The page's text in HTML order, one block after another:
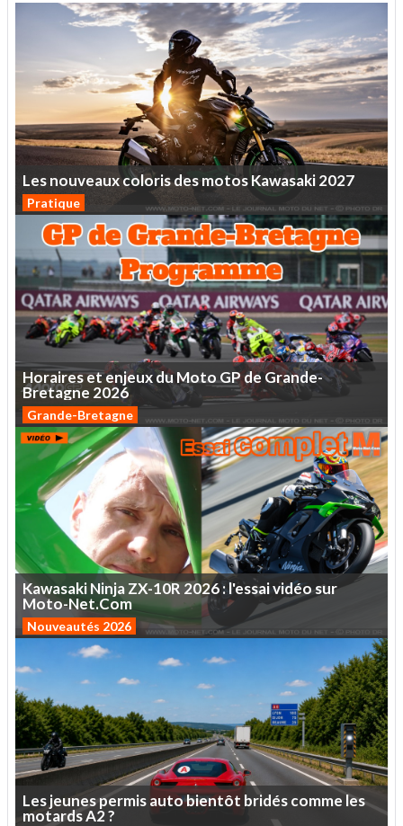
LesnouveauxcolorisdesmotosKawasaki2027
Pratique
HorairesetenjeuxduMotoGPdeGrande-
Bretagne 2026
Grande-Bretagne
KawasakiNinjaZX-10R2026:l'essaividéosur
Moto-Net.Com
Nouveautés 2026
Lesjeunespermisautobientôt bridéscommeles
motardsA2?